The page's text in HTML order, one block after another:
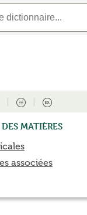
matières
associées